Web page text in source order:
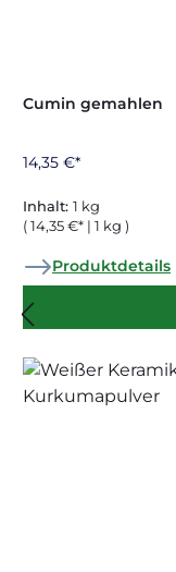
Cumin gemahlen
14,35 €*
Inhalt: 1 kg
( 14,35 €* | 1 kg )
Produktdetails